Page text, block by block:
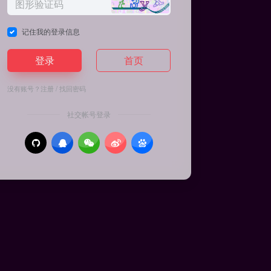
记住我的登录信息
登录 首页
没有账号？ 注册 /找回密码
社交帐号登录